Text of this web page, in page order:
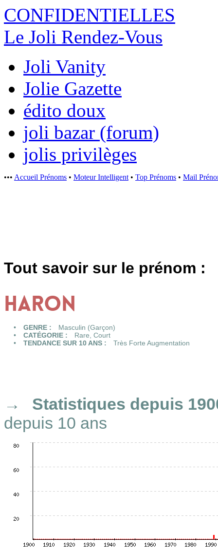
CONFIDENTIELLES
Le Joli Rendez-Vous
Joli Vanity
Jolie Gazette
édito doux
joli bazar (forum)
jolis privilèges
••• Accueil Prénoms • Moteur Intelligent • Top Prénoms • Mail
Tout savoir sur le prénom :
HARON
GENRE :
Masculin (Garçon)
CATÉGORIE :
Rare Court
TENDANCE SUR 10 ANS :
Très Forte Augmentation
Statistiques depuis
depuis 10 ans